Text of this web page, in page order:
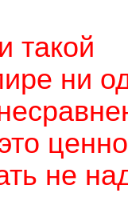
такой
ни
не